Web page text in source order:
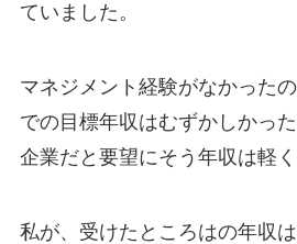
ていました。
マネジメント経験がなかった
での目標年収はむずかしかっ
企業だと要望にそう年収は軽く
私が、受けたところはの年収